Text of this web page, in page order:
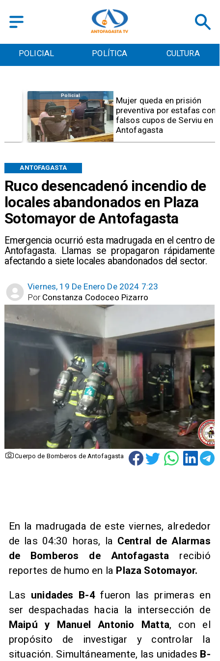
POLICIAL POLÍTICA CULTURA
Ruco desencadenó incendio de
locales abandonados en Plaza
Sotomayor de Antofagasta
Emergencia ocurrió esta madrugada en el centro de
Antofagasta. Llamas se propagaron rápidamente
afectando a siete locales abandonados del sector.
ANTOFAGASTA
Viernes, 19 De Enero De 2024 7:23
Constanza Codoceo Pizarro
Por
Cuerpo de Bomberos de Antofagasta
Policial
Mujer queda en prisión
preventiva por estafas con
falsos cupos de Serviu en
Antofagasta
En la madrugada de este viernes, alrededor
de las 04:30 horas, la Central de Alarmas
de Bomberos de Antofagasta recibió
reportes de humo en la Plaza Sotomayor.
​Las unidades B-4fueron las primeras en
ser despachadas hacia la intersección de
Maipú y Manuel Antonio Matta, con el
propósito de investigar y controlar la
situación. Simultáneamente, las unidades B-